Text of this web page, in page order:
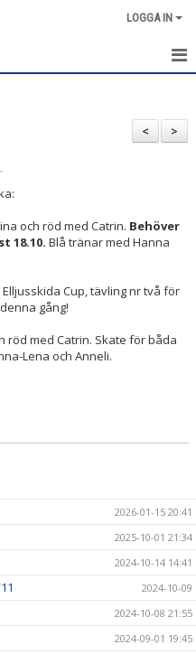
LOGGA IN
>
<
och röd med Catrin. Behöver
18.10. Blå tränar med Hanna
Cup, tävling nr två för
gång!
röd med Catrin. Skate för båda
Lena och Anneli.
2026-01-15 20:41
2025-10-01 21:34
2024-10-14 14:41
2024-10-09
2024-10-08 21:55
2024-09-01 19:45